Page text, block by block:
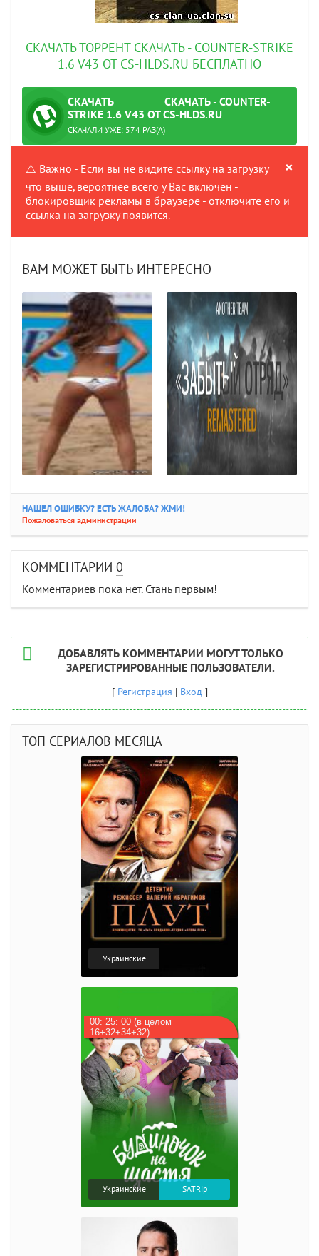
СКАЧАТЬ ТОРРЕНТ СКАЧАТЬ - COUNTER-STRIKE
1.6 V43 ОТ CS-HLDS.RU БЕСПЛАТНО
СКАЧАТЬ
ТОРРЕНТ
СКАЧАТЬ - COUNTER-
STRIKE 1.6 V43 ОТ CS-HLDS.RU
ПРОВЕРЕНО СКАЧАЛИ УЖЕ: 574 РАЗ(А)
×
⚠️ Важно - Если вы не видите ссылку на загрузку
что выше, вероятнее всего у Вас включен -
блокировщик рекламы в браузере - отключите его и
ссылка на загрузку появится.
ВАМ МОЖЕТ БЫТЬ ИНТЕРЕСНО
НАШЕЛ ОШИБКУ? ЕСТЬ ЖАЛОБА? ЖМИ!
Пожаловаться администрации
КОММЕНТАРИИ 0
Комментариев пока нет. Стань первым!
ДОБАВЛЯТЬ КОММЕНТАРИИ МОГУТ ТОЛЬКО
ЗАРЕГИСТРИРОВАННЫЕ ПОЛЬЗОВАТЕЛИ.
[ Регистрация | Вход]
ТОП СЕРИАЛОВ МЕСЯЦА
Украинские
00: 25: 00 (в целом
16+32+34+32)
Украинские SATRip